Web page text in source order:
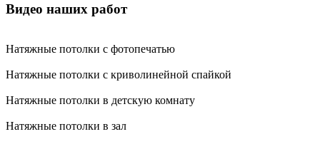
Видео наших работ
Натяжные потолки с фотопечатью
Натяжные потолки с криволинейной спайкой
Натяжные потолки в детскую комнату
Натяжные потолки в зал